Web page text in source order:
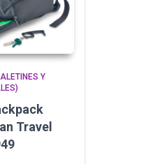
Y
Travel